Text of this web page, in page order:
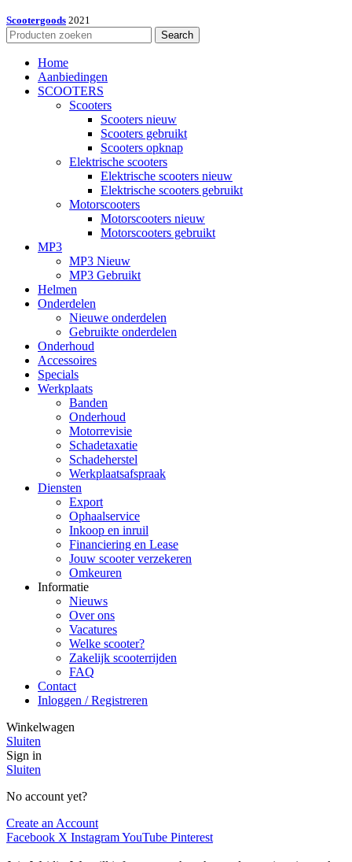
Scootergoods 2021
Search
Home
Aanbiedingen
SCOOTERS
Scooters
Scooters nieuw
Scooters gebruikt
Scooters opknap
Elektrische scooters
Elektrische scooters nieuw
Elektrische scooters gebruikt
Motorscooters
Motorscooters nieuw
Motorscooters gebruikt
MP3
MP3 Nieuw
MP3 Gebruikt
Helmen
Onderdelen
Nieuwe onderdelen
Gebruikte onderdelen
Onderhoud
Accessoires
Specials
Werkplaats
Banden
Onderhoud
Motorrevisie
Schadetaxatie
Schadeherstel
Werkplaatsafspraak
Diensten
Export
Ophaalservice
Inkoop en inruil
Financiering en Lease
Jouw scooter verzekeren
Omkeuren
Informatie
Nieuws
Over ons
Vacatures
Welke scooter?
Zakelijk scooterrijden
FAQ
Contact
Inloggen / Registreren
Winkelwagen
Sluiten
Sign in
Sluiten
No account yet?
Create an Account
Facebook X InstagramYouTube Pinterest